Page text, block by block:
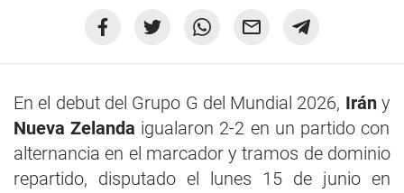
En el debut del Grupo G del Mundial 2026, Irány
Nueva Zelanda igualaron 2-2 en un partido con
alternancia en el marcador y tramos de dominio
repartido, disputado el lunes 15 de junio en